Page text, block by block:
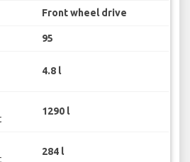
Front wheel drive
95
4.8 l
1290 l
284 l